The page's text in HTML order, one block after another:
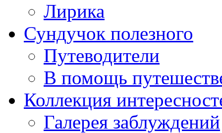
Лирика
Сундучок полезного
Путеводители
В помощь
Коллекция
Галерея заблуждений